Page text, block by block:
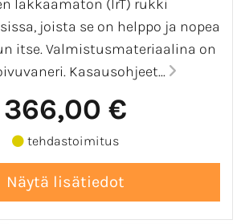
lakkaamaton (IrT) rukki
joista se on helppo ja nopea
itse. Valmistusmateriaalina on
Kasausohjeet...
366,00 €
tehdastoimitus